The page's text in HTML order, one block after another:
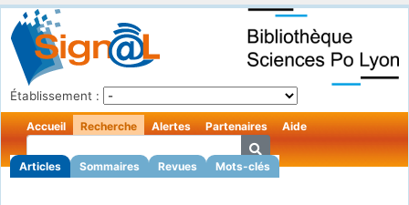
Établissement :
Accueil Recherche
Articles Sommaires Revues Mots-clés
Alertes Partenaires Aide